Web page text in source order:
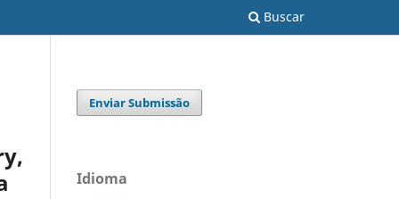
Buscar
Enviar Submissão
Idioma